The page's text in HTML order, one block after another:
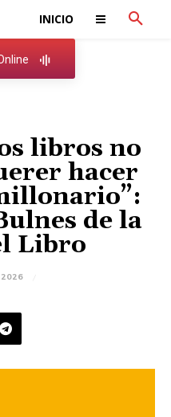
INICIO
libros no
hacer
de la
Libro
2026